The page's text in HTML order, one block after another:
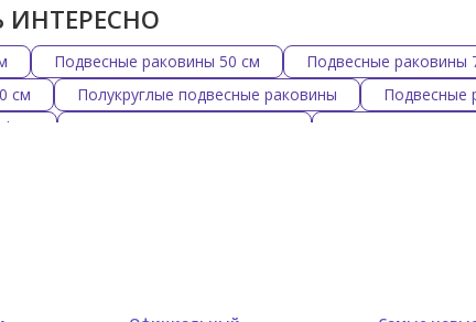
Подвесные раковины 50 см Подвесные раковины
см
Полукруглые подвесные раковины Подвесные
Подвесные